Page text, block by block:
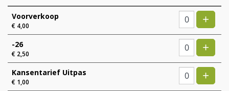
Aantal
Voorverkoop
€ 4,00 +
-26
€ 2,50 +
Kansentarief Uitpas
€ 1,00 +